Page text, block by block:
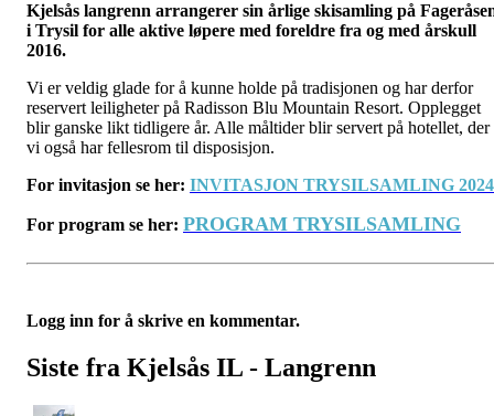
Kjelsås langrenn arrangerer sin årlige skisamling på
i Trysil for alle aktive løpere med foreldre fra og med årskull
2016.
Vi er veldig glade for å kunne holde på tradisjonen og har derfor
reservert leiligheter på Radisson Blu Mountain Resort. Opplegget
blir ganske likt tidligere år. Alle måltider blir servert på hotellet, der
vi også har fellesrom til disposisjon.
For invitasjon se her: INVITASJON TRYSILSAMLING 2024
For program se her: PROGRAM TRYSILSAMLING
Logg inn for å skrive en kommentar.
Siste fra Kjelsås IL - Langrenn